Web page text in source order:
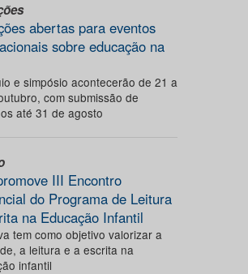
abertas para eventos
sobre educação na
e simpósio acontecerão de 21 a
com submissão de
até 31 de agosto
III Encontro
do Programa de Leitura
na Educação Infantil
tem como objetivo valorizar a
a leitura e a escrita na
infantil